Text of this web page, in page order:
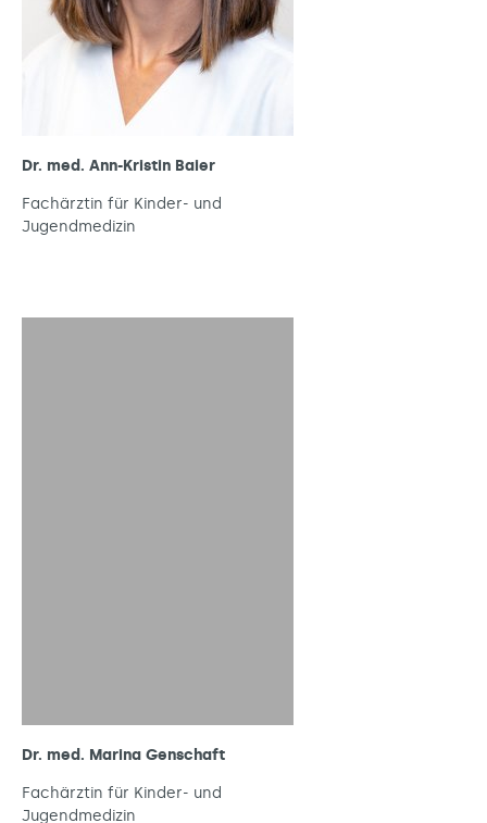
Dr. med. Ann-Kristin Baier
Fachärztin für Kinder- und
Jugendmedizin
Dr. med. Marina Genschaft
Fachärztin für Kinder- und
Jugendmedizin